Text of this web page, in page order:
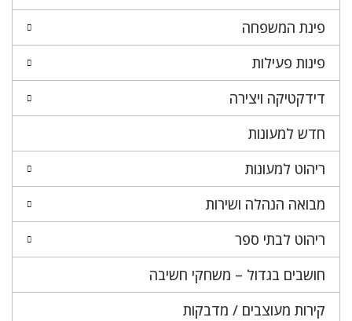
פינת המשפחה
פינות פעילות
דידקטיקה ויצירה
חדש למעונות
ריהוט למעונות
מבואה הנהלה ושירות
ריהוט לבתי ספר
חושבים בגדול – משחקי חשיבה
קירות מעוצבים / מדבקות